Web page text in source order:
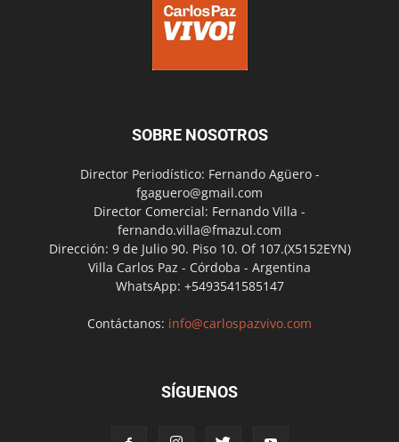
SOBRE NOSOTROS
Director Periodístico: Fernando Agüero -
fgaguero@gmail.com
Director Comercial: Fernando Villa -
fernando.villa@fmazul.com
Dirección: 9 de Julio 90. Piso 10. Of 107.(X5152EYN)
Villa Carlos Paz - Córdoba - Argentina
WhatsApp: +5493541585147
Contáctanos: info@carlospazvivo.com
SÍGUENOS